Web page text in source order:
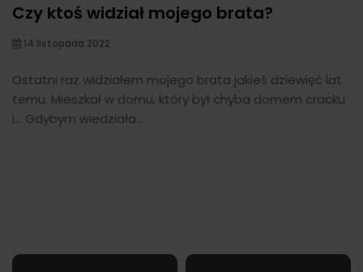
Czy ktoś widział mojego brata?
14 listopada 2022
Ostatni raz widziałem mojego brata jakieś dziewięć lat
temu. Mieszkał w domu, który był chyba domem cracku
i... Gdybym wiedziała...